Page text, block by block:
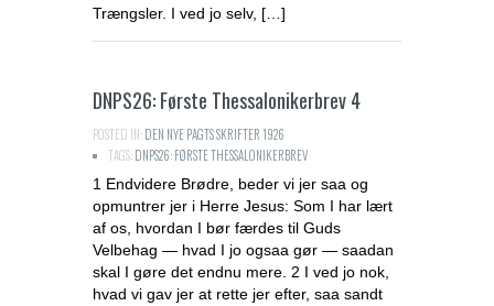
Trængsler. I ved jo selv, […]
DNPS26: Første Thessalonikerbrev 4
POSTED IN:DEN NYE PAGTS SKRIFTER 1926
TAGS:DNPS26: FØRSTE THESSALONIKERBREV
1 Endvidere Brødre, beder vi jer saa og
opmuntrer jer i Herre Jesus: Som I har lært
af os, hvordan I bør færdes til Guds
Velbehag — hvad I jo ogsaa gør — saadan
skal I gøre det endnu mere. 2 I ved jo nok,
hvad vi gav jer at rette jer efter, saa sandt